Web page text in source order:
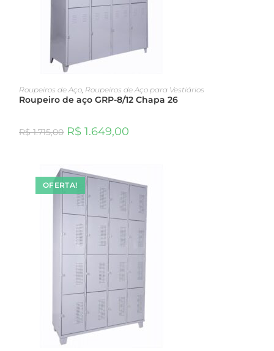
ADICIONAR AO CARRINHO
Roupeiros de Aço, Roupeiros de Aço para Vestiários
Roupeiro de aço GRP-8/12 Chapa 26
R$1.715,00 R$ 1.649,00
OFERTA!